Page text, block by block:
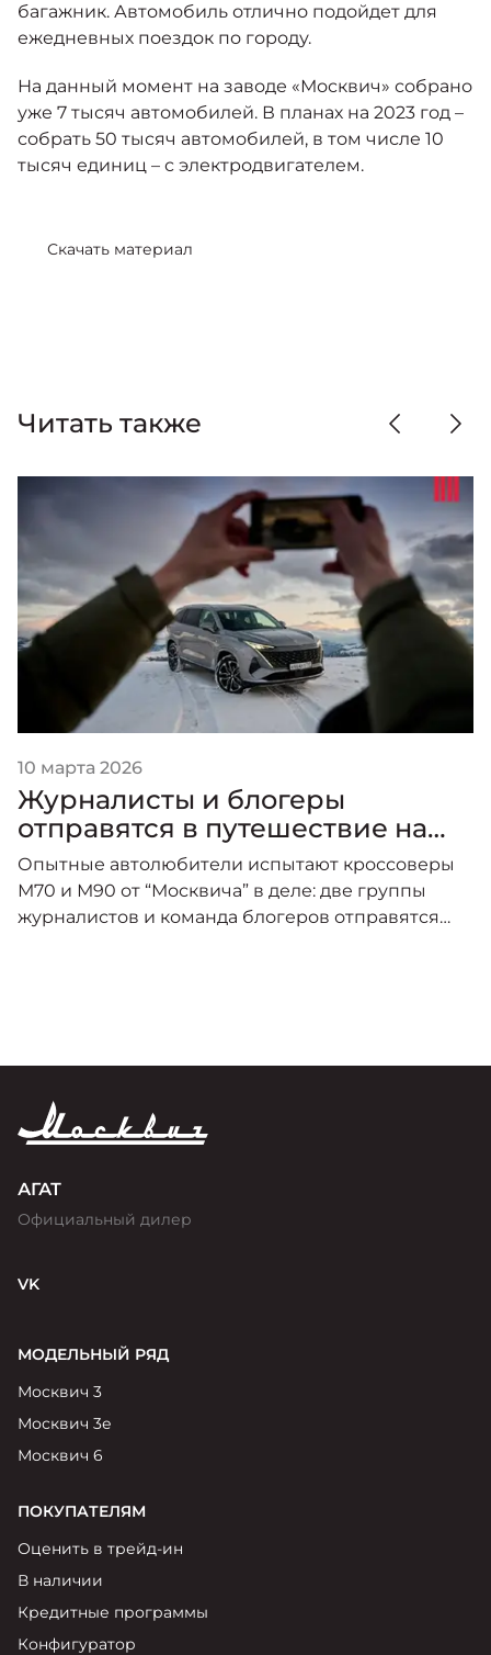
багажник. Автомобиль отлично подойдет для
ежедневных поездок по городу.
На данный момент на заводе «Москвич» собрано
уже 7 тысяч автомобилей. В планах на 2023 год –
собрать 50 тысяч автомобилей, в том числе 10
тысяч единиц – с электродвигателем.
Скачать материал
Читать также
10 марта 2026
Журналисты и блогеры
отправятся в путешествие на
новых "Москвичах"
Опытные автолюбители испытают кроссоверы
М70 и М90 от “Москвича” в деле: две группы
журналистов и команда блогеров отправятся
АГАТ
Официальный дилер
VK
МОДЕЛЬНЫЙ РЯД
Москвич 3
Москвич 3е
Москвич 6
ПОКУПАТЕЛЯМ
Оценить в трейд-ин
В наличии
Кредитные программы
Конфигуратор